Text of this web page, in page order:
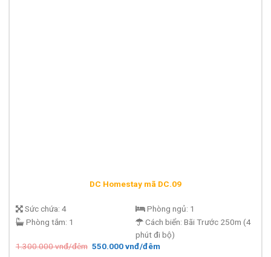
DC Homestay mã DC.09
Sức chứa: 4
Phòng tắm: 1
Phòng ngủ: 1
Cách biển: Bãi Trước 250m (4
phút đi bộ)
1.300.000vnđ/đêm Giá
550.000vnđ/đêmGiá